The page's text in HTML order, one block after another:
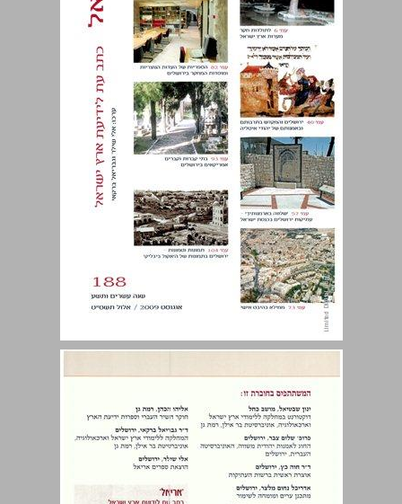
הקדמה ... 3